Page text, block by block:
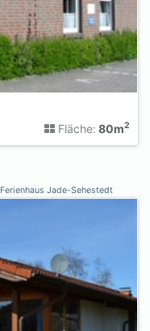
Fläche: 80m2
Ferienhaus Jade-Sehestedt